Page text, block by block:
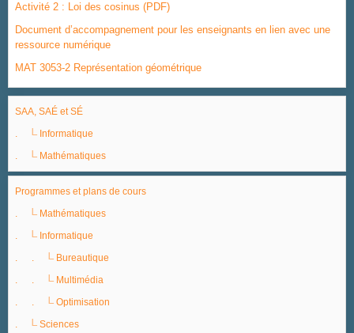
Activité 2 : Loi des cosinus (PDF)
Document d’accompagnement pour les enseignants en lien avec une
ressource numérique
MAT 3053-2 Représentation géométrique
SAA, SAÉ et SÉ
.
Informatique
.
Mathématiques
Programmes et plans de cours
.
Mathématiques
.
Informatique
. .
Bureautique
. .
Multimédia
. .
Optimisation
.
Sciences